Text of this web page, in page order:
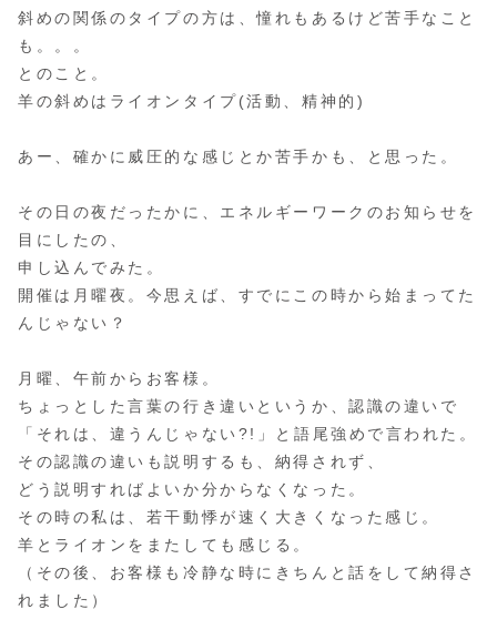
斜めの関係のタイプの方は、憧れもあるけど苦手なこと
も。。。
とのこと。
羊の斜めはライオンタイプ(活動、精神的)
あー、確かに威圧的な感じとか苦手かも、と思った。
その日の夜だったかに、エネルギーワークのお知らせを
目にしたの、
申し込んでみた。
開催は月曜夜。今思えば、すでにこの時から始まってた
んじゃない？
月曜、午前からお客様。
ちょっとした言葉の行き違いというか、認識の違いで
「それは、違うんじゃない?!」と語尾強めで言われた。
その認識の違いも説明するも、納得されず、
どう説明すればよいか分からなくなった。
その時の私は、若干動悸が速く大きくなった感じ。
羊とライオンをまたしても感じる。
（その後、お客様も冷静な時にきちんと話をして納得さ
れました）